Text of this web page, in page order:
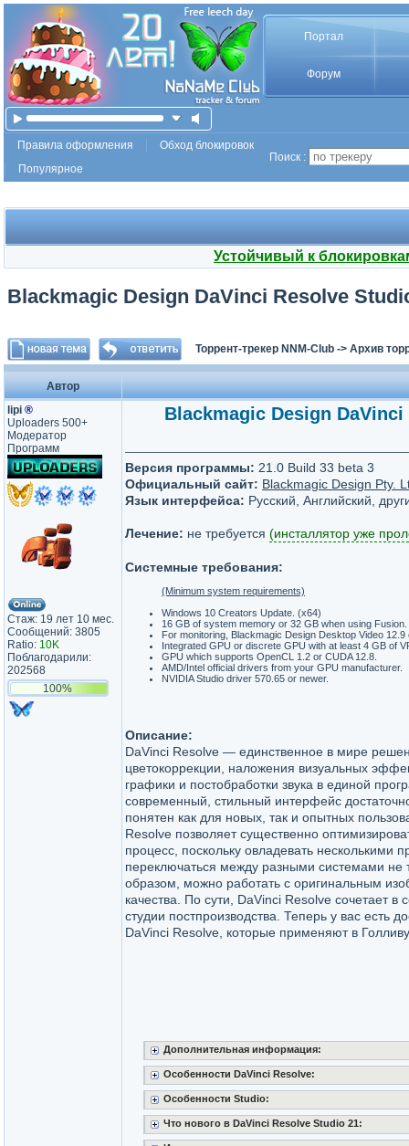
Портал
Форум
Правила оформления
Обход блокировок
Популярное
Поиск :
Устойчивый к
Blackmagic Design DaVinci Resolve
Торрент-трекер NNM-Club -> Архив
Автор
lipi ®
Uploaders 500+
Модератор
Программ
Стаж: 19 лет 10 мес.
Сообщений: 3805
Ratio: 10K
Поблагодарили:
202568
100%
Blackmagic Design
Версия программы: 21.0 Build 33 beta 3
Официальный сайт: Blackmagic Design Pty.
Язык интерфейса: Русский, Английский,
Лечение: не требуется (инсталлятор уже
Системные требования:
(Minimum system requirements)
Windows 10 Creators Update. (x64)
16 GB of system memory or 32 GB when using Fusion.
For monitoring, Blackmagic Design Desktop Video 12.9
Integrated GPU or discrete GPU with at least 4 GB of
GPU which supports OpenCL 1.2 or CUDA 12.8.
AMD/Intel official drivers from your GPU manufacturer.
NVIDIA Studio driver 570.65 or newer.
Описание:
DaVinci Resolve — единственное в мире
цветокоррекции, наложения визуальных
графики и постобработки звука в единой
современный, стильный интерфейс
понятен как для новых, так и опытных
Resolve позволяет существенно
процесс, поскольку овладевать несколькими
переключаться между разными системами не
образом, можно работать с оригинальным
качества. По сути, DaVinci Resolve сочетает в
студии постпроизводства. Теперь у вас есть
DaVinci Resolve, которые применяют в
Дополнительная информация:
Особенности DaVinci Resolve:
Особенности Studio:
Что нового в DaVinci Resolve Studio 21: